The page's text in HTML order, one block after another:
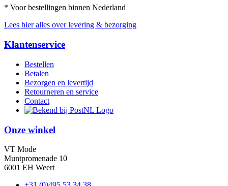
* Voor bestellingen binnen Nederland
Lees hier alles over levering & bezorging
Klantenservice
Bestellen
Betalen
Bezorgen en levertijd
Retourneren en service
Contact
Onze winkel
VT Mode
Muntpromenade 10
6001 EH Weert